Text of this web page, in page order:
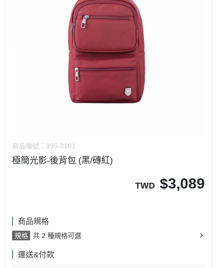
商品編號： 995-8101
極簡光影-後背包 (黑/磚紅)
TWD $3,089
商品規格
規格 共 2 種規格可選
運送&付款